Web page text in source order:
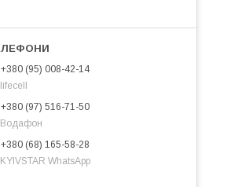
+380 (95) 008-42-14
lifecell
+380 (97) 516-71-50
Водафон
+380 (68) 165-58-28
KYIVSTAR WhatsApp